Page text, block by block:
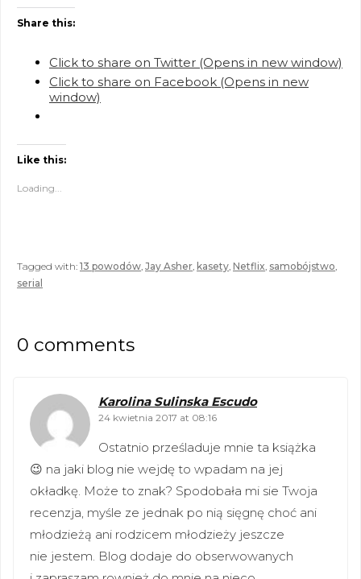
Share this:
Click to share on Twitter (Opens in new window)
Click to share on Facebook (Opens in new
window)
Like this:
Loading...
Tagged with: 13 powodów Jay Asher kasety Netflix samobójstwo
serial
0 comments
Karolina Sulinska Escudo
24 kwietnia 2017 at 08:16
Ostatnio prześladuje mnie ta książka
😉 na jaki blog nie wejdę to wpadam na jej
okładkę. Może to znak? Spodobała mi sie Twoja
recenzja, myśle ze jednak po nią sięgnę choć ani
młodzieżą ani rodzicem młodzieży jeszcze
nie jestem. Blog dodaje do obserwowanych